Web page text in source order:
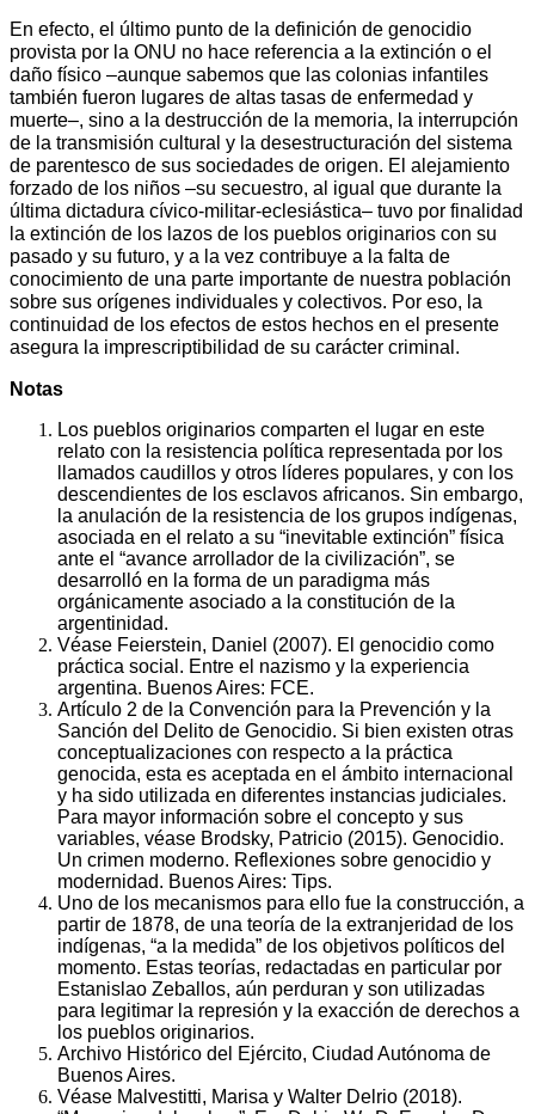
En efecto, el último punto de la definición de genocidio
provista por la ONU no hace referencia a la extinción o el
daño físico –aunque sabemos que las colonias infantiles
también fueron lugares de altas tasas de enfermedad y
muerte–, sino a la destrucción de la memoria, la interrupción
de la transmisión cultural y la desestructuración del sistema
de parentesco de sus sociedades de origen. El alejamiento
forzado de los niños –su secuestro, al igual que durante la
última dictadura cívico-militar-eclesiástica– tuvo por finalidad
la extinción de los lazos de los pueblos originarios con su
pasado y su futuro, y a la vez contribuye a la falta de
conocimiento de una parte importante de nuestra población
sobre sus orígenes individuales y colectivos. Por eso, la
continuidad de los efectos de estos hechos en el presente
asegura la imprescriptibilidad de su carácter criminal.
Notas
Los pueblos originarios comparten el lugar en este
relato con la resistencia política representada por los
llamados caudillos y otros líderes populares, y con los
descendientes de los esclavos africanos. Sin embargo,
la anulación de la resistencia de los grupos indígenas,
asociada en el relato a su “inevitable extinción” física
ante el “avance arrollador de la civilización”, se
desarrolló en la forma de un paradigma más
orgánicamente asociado a la constitución de la
argentinidad.
Véase Feierstein, Daniel (2007). El genocidio como
práctica social. Entre el nazismo y la experiencia
argentina. Buenos Aires: FCE.
Artículo 2 de la Convención para la Prevención y la
Sanción del Delito de Genocidio. Si bien existen otras
conceptualizaciones con respecto a la práctica
genocida, esta es aceptada en el ámbito internacional
y ha sido utilizada en diferentes instancias judiciales.
Para mayor información sobre el concepto y sus
variables, véase Brodsky, Patricio (2015). Genocidio.
Un crimen moderno. Reflexiones sobre genocidio y
modernidad. Buenos Aires: Tips.
Uno de los mecanismos para ello fue la construcción, a
partir de 1878, de una teoría de la extranjeridad de los
indígenas, “a la medida” de los objetivos políticos del
momento. Estas teorías, redactadas en particular por
Estanislao Zeballos, aún perduran y son utilizadas
para legitimar la represión y la exacción de derechos a
los pueblos originarios.
Archivo Histórico del Ejército, Ciudad Autónoma de
Buenos Aires.
Véase Malvestitti, Marisa y Walter Delrio (2018).